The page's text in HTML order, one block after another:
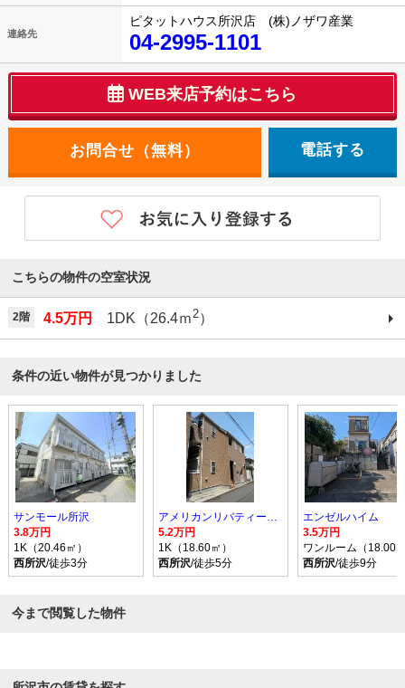
連絡先
ピタットハウス所沢店 (株)ノザワ産業
04-2995-1101
WEB来店予約はこちら
電話する
こちらの物件の空室状況
2階 4.5万円 1DK（26.4ｍ2）
条件の近い物件が見つかりました
サンモール所沢
3.8万円
1K（20.46㎡）
西所沢/徒歩3分
5.2万円
1K（18.60㎡）
西所沢/徒歩5分
エンゼルハイム
3.5万円
ワンルーム（18.00
西所沢/徒歩9分
今まで閲覧した物件